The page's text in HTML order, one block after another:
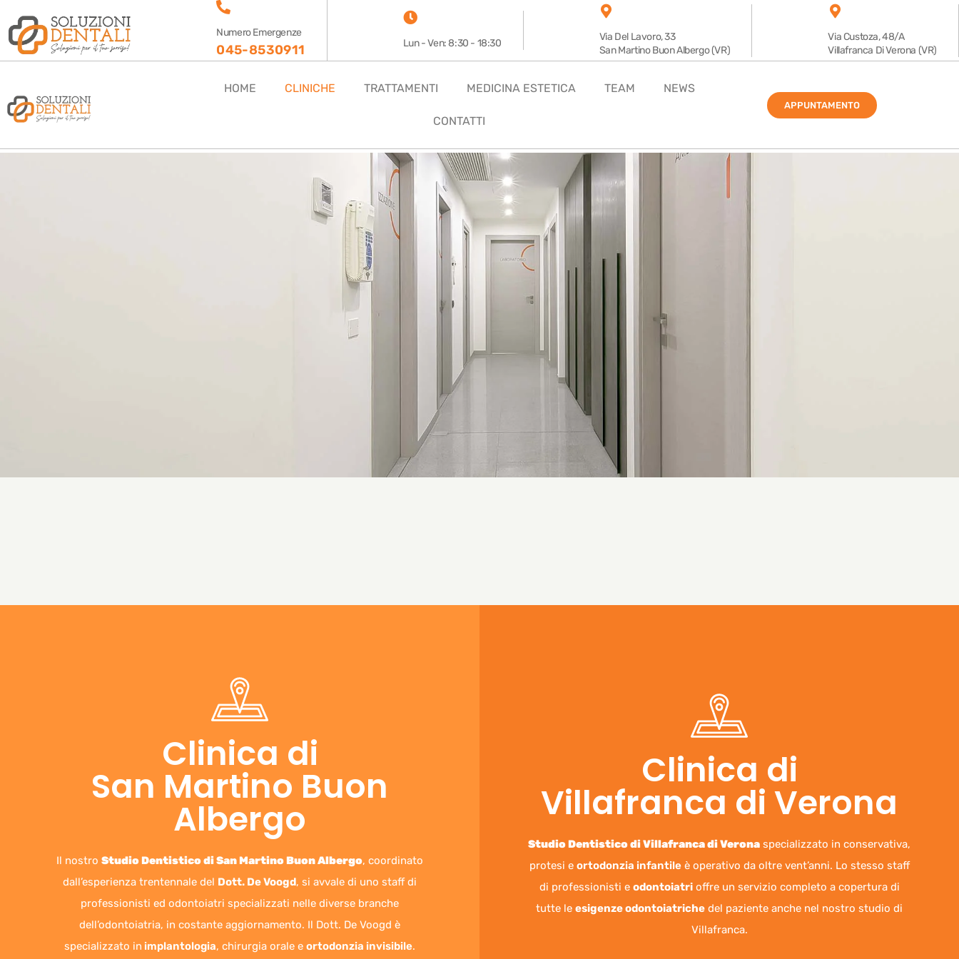
Numero Emergenze
045-8530911 Lun - Ven: 8:30 - 18:30
Via Del Lavoro, 33
San Martino Buon Albergo (VR)
Via Custoza, 48/A
Villafranca Di Verona (VR)
HOME CLINICHE TRATTAMENTI MEDICINA ESTETICA TEAM NEWS
CONTATTI
APPUNTAMENTO
Clinica di
San Martino Buon
Albergo
Il nostro Studio Dentistico di San Martino Buon Albergo, coordinato
dall’esperienza trentennale del Dott. De Voogd, si avvale di uno staff di
professionisti ed odontoiatri specializzati nelle diverse branche
dell’odontoiatria, in costante aggiornamento. Il Dott. De Voogd è
specializzato in implantologia, chirurgia orale e ortodonzia invisibile.
Clinica di
Villafranca di Verona
Studio Dentistico di Villafranca di Verona specializzato in conservativa,
protesi e ortodonzia infantileè operativo da oltre vent’anni. Lo stesso staff
di professionisti e odontoiatrioffre un servizio completo a copertura di
tutte le esigenze odontoiatriche del paziente anche nel nostro studio di
Villafranca.